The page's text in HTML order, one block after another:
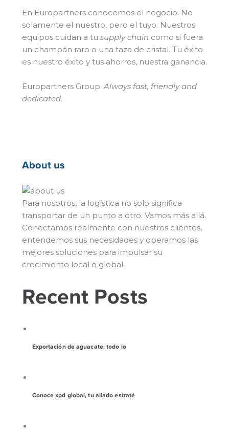
En Europartners conocemos el negocio. No
solamente el nuestro, pero el tuyo. Nuestros
equipos cuidan a tu supply chain como si fuera
un champán raro o una taza de cristal. Tu éxito
es nuestro éxito y tus ahorros, nuestra ganancia.
Europartners Group. Always fast, friendly and
dedicated.
About us
Para nosotros, la logística no solo significa
transportar de un punto a otro. Vamos más allá.
Conectamos realmente con nuestros clientes,
entendemos sus necesidades y operamos las
mejores soluciones para impulsar su
crecimiento local o global.
Recent Posts
Exportación de aguacate: todo lo
Conoce xpd global, tu aliado estraté